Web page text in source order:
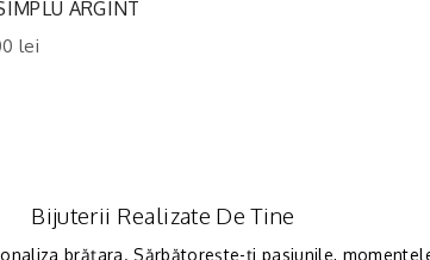
ARGINT
lei
Bijuterii Realizate De Tine
brățara. Sărbătorește-ți pasiunile,